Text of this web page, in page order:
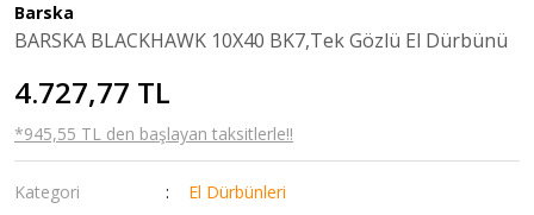
Barska
BARSKA BLACKHAWK 10X40 BK7,Tek Gözlü El Dürbünü
4.727,77 TL
*945,55 TL den başlayan taksitlerle!!
Kategori
El Dürbünleri